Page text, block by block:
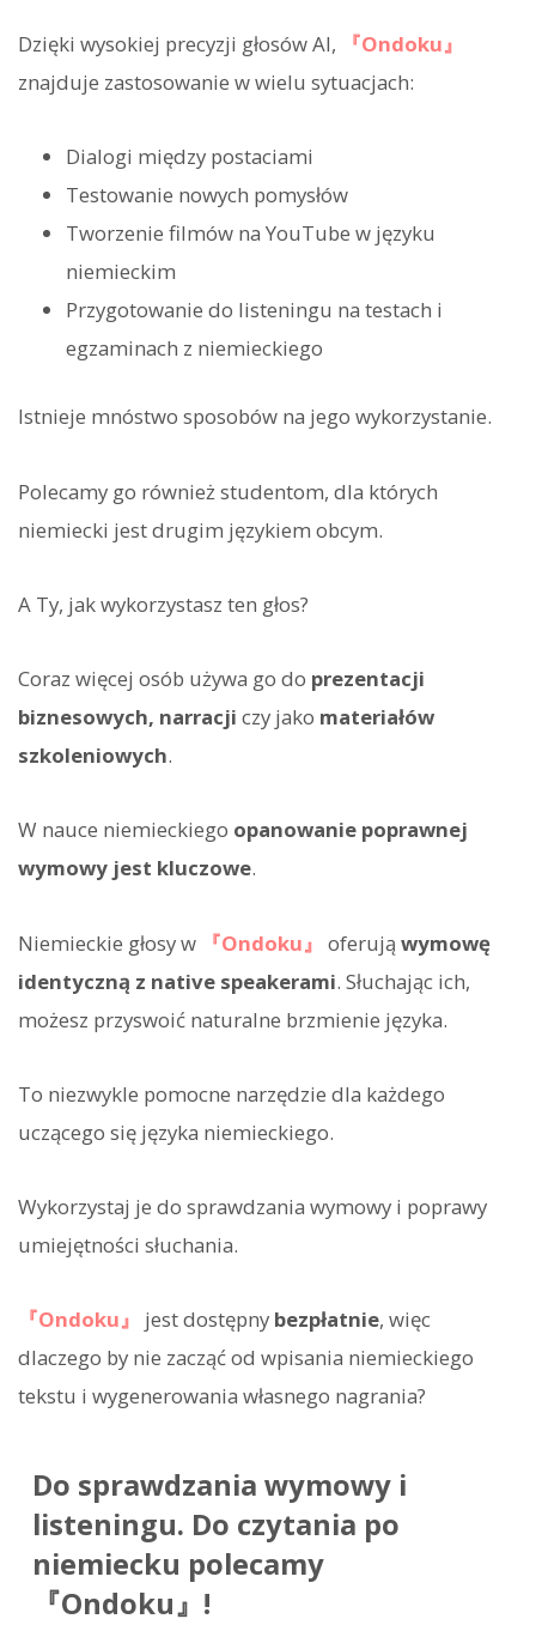
Dzięki wysokiej precyzji głosów AI,
『Ondoku』
znajduje zastosowanie w wielu sytuacjach:
Dialogi między postaciami
Testowanie nowych pomysłów
Tworzenie filmów na YouTube w języku
niemieckim
Przygotowanie do listeningu na testach i
egzaminach z niemieckiego
Istnieje mnóstwo sposobów na jego wykorzystanie.
Polecamy go również studentom, dla których
niemiecki jest drugim językiem obcym.
A Ty, jak wykorzystasz ten głos?
Coraz więcej osób używa go do prezentacji
biznesowych, narracji czy jako materiałów
szkoleniowych.
W nauce niemieckiego opanowanie poprawnej
wymowy jest kluczowe.
Niemieckie głosy w 『Ondoku』 oferują wymowę
identyczną z native speakerami. Słuchając ich,
możesz przyswoić naturalne brzmienie języka.
To niezwykle pomocne narzędzie dla każdego
uczącego się języka niemieckiego.
Wykorzystaj je do sprawdzania wymowy i poprawy
umiejętności słuchania.
『Ondoku』 jest dostępny bezpłatnie, więc
dlaczego by nie zacząć od wpisania niemieckiego
tekstu i wygenerowania własnego nagrania?
Do sprawdzania wymowy i
listeningu. Do czytania po
niemiecku polecamy
『Ondoku』!